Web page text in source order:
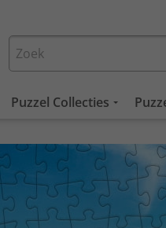
Puzzel Collecties